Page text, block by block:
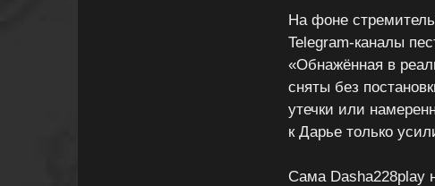
На фоне
Telegram-каналы
«Обнажённая в
сняты без
утечки или
к Дарье только
Сама Dasha228play